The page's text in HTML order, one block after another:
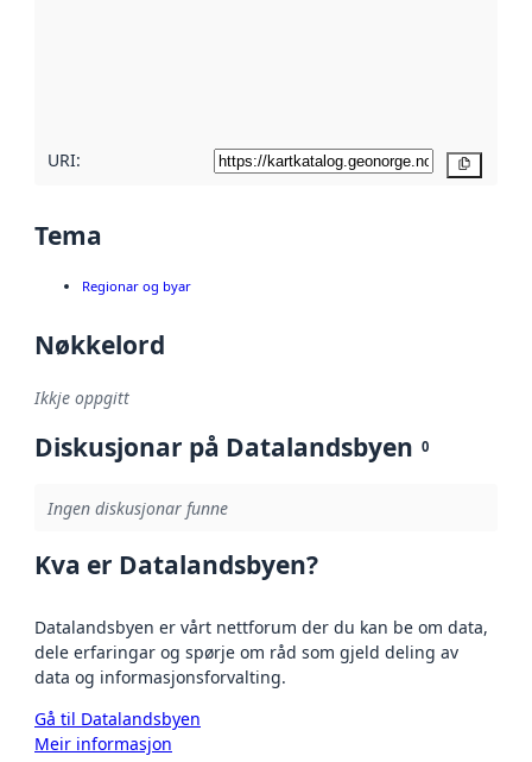
URI:
Tema
Regionar og byar
Nøkkelord
Ikkje oppgitt
Diskusjonar på Datalandsbyen 0
Ingen diskusjonar funne
Kva er Datalandsbyen?
Datalandsbyen er vårt nettforum der du kan be om data,
dele erfaringar og spørje om råd som gjeld deling av
data og informasjonsforvalting.
Gå til Datalandsbyen
Meir informasjon